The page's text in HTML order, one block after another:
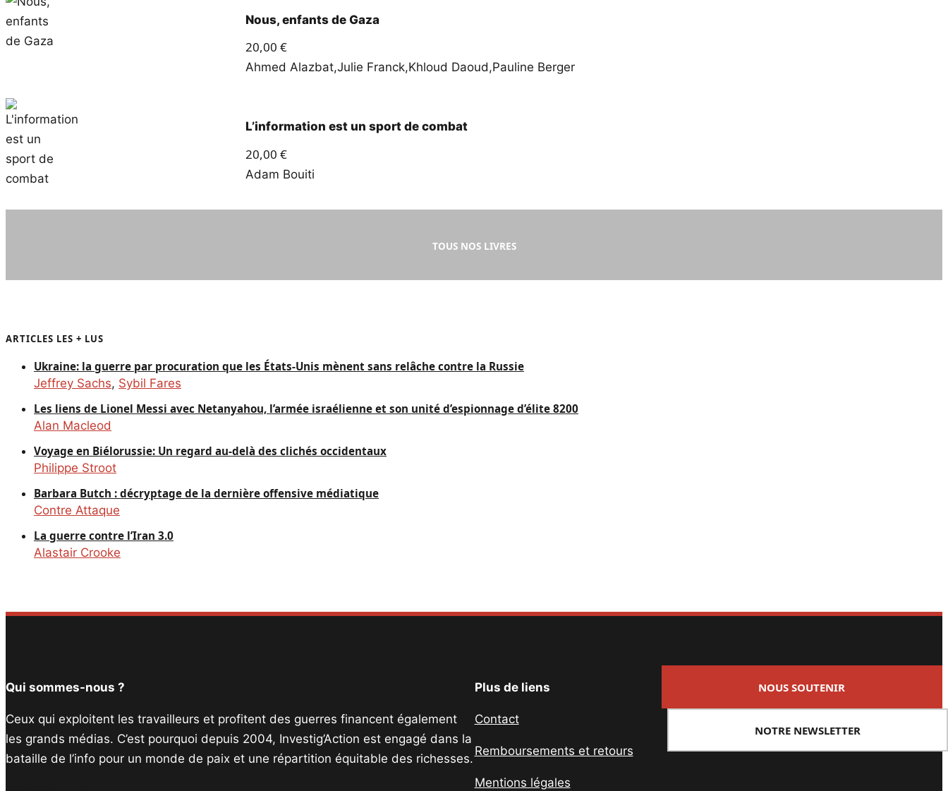
Nous, enfants de Gaza
20,00 €
Ahmed Alazbat,Julie Franck,Khloud Daoud,Pauline Berger
L’information est un sport de combat
20,00 €
Adam Bouiti
TOUS NOS LIVRES
ARTICLES LES + LUS
Ukraine: la guerre par procuration que les États-Unis mènent sans relâche contre la Russie
Jeffrey Sachs, Sybil Fares
Les liens de Lionel Messi avec Netanyahou, l’armée israélienne et son unité d’espionnage d’élite 8200
Alan Macleod
Voyage en Biélorussie: Un regard au-delà des clichés occidentaux
Philippe Stroot
Barbara Butch : décryptage de la dernière offensive médiatique
Contre Attaque
La guerre contre l’Iran 3.0
Alastair Crooke
Qui sommes-nous ?
Ceux qui exploitent les travailleurs et profitent des guerres financent également
les grands médias. C’est pourquoi depuis 2004, Investig’Action est engagé dans la
bataille de l’info pour un monde de paix et une répartition équitable des richesses.
Plus de liens
Contact
Remboursements et retours
Mentions légales
NOUS SOUTENIR
NOTRE NEWSLETTER